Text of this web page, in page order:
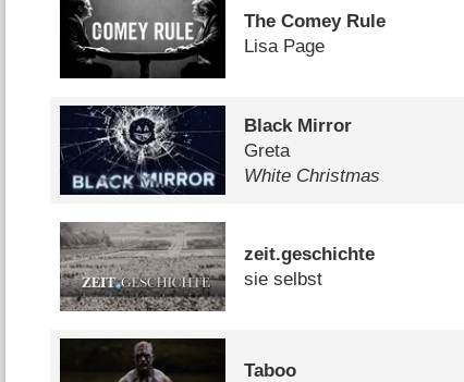
The Comey Rule
Lisa Page
Black Mirror
Greta
White Christmas
zeit.geschichte
sie selbst
Taboo